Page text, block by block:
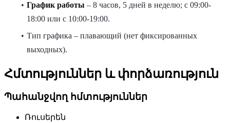
График работы – 8 часов, 5 дней в неделю; с 09:00-
18:00 или с 10:00-19:00.
Тип графика – плавающий (нет фиксированных
выходных).
Հմտություններ և փորձառություն
Պահանջվող հմտություններ
Ռուսերեն